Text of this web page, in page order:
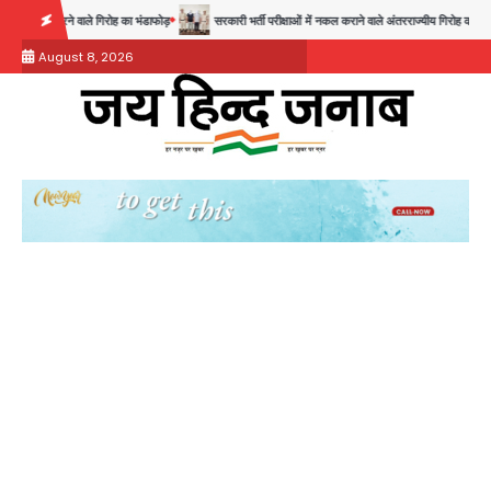
content
गिरोह का भंडाफोड़ सरकारी भर्ती परीक्षाओं में नकल कराने वाले अंतरराज्यीय गिरोह का भंडाफोड़,
August 8, 2026